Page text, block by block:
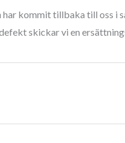
kommit tillbaka till oss i
skickar vi en